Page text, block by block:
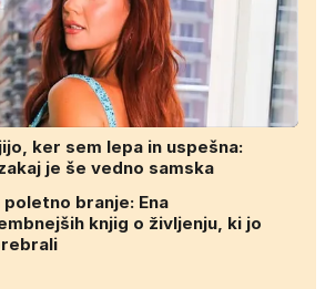
ker sem lepa in uspešna:
je še vedno samska
poletno branje: Ena
knjig o življenju, ki jo